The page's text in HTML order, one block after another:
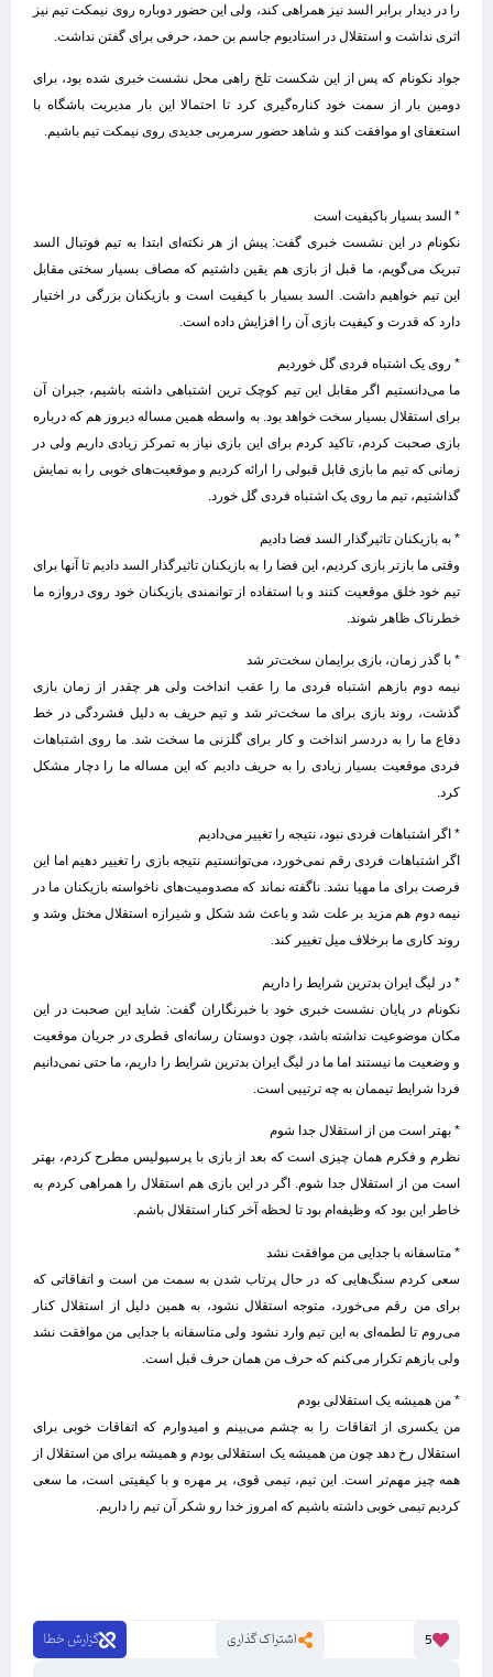
را در دیدار برابر السد نیز همراهی کند، ولی این حضور دوباره روی نیمکت تیم نیز
اثری نداشت و استقلال در استادیوم جاسم بن حمد، حرفی برای گفتن نداشت.
جواد نکونام که پس از این شکست تلخ راهی محل نشست خبری شده بود، برای
دومین بار از سمت خود کناره‌گیری کرد تا احتمالا این بار مدیریت باشگاه با
استعفای او موافقت کند و شاهد حضور سرمربی جدیدی روی نیمکت تیم باشیم.
* السد بسیار باکیفیت است
نکونام در این نشست خبری گفت: پیش از هر نکته‌ای ابتدا به تیم فوتبال السد
تبریک می‌گویم، ما قبل از بازی هم یقین داشتیم که مصاف بسیار سختی مقابل
این تیم خواهیم داشت. السد بسیار با کیفیت است و بازیکنان بزرگی در اختیار
دارد که قدرت و کیفیت بازی آن را افزایش داده است.
* روی یک اشتباه فردی گل خوردیم
ما می‌دانستیم اگر مقابل این تیم کوچک ترین اشتباهی داشته باشیم، جبران آن
برای استقلال بسیار سخت خواهد بود. به واسطه همین مساله دیروز هم که درباره
بازی صحبت کردم، تاکید کردم برای این بازی نیاز به تمرکز زیادی داریم ولی در
زمانی که تیم ما بازی قابل قبولی را ارائه کردیم و موقعیت‌های خوبی را به نمایش
گذاشتیم، تیم ما روی یک اشتباه فردی گل خورد.
* به بازیکنان تاثیرگذار السد فضا دادیم
وقتی ما بازتر بازی کردیم، این فضا را به بازیکنان تاثیرگذار السد دادیم تا آنها برای
تیم خود خلق موقعیت کنند و با استفاده از توانمندی بازیکنان خود روی دروازه ما
خطرناک ظاهر شوند.
* با گذر زمان، بازی برایمان سخت‌تر شد
نیمه دوم بازهم اشتباه فردی ما را عقب انداخت ولی هر چقدر از زمان بازی
گذشت، روند بازی برای ما سخت‌تر شد و تیم حریف به دلیل فشردگی در خط
دفاع ما را به دردسر انداخت و کار برای گلزنی ما سخت شد. ما روی اشتباهات
فردی موقعیت بسیار زیادی را به حریف دادیم که این مساله ما را دچار مشکل
کرد.
* اگر اشتباهات فردی نبود، نتیجه را تغییر می‌دادیم
اگر اشتباهات فردی رقم نمی‌خورد، می‌توانستیم نتیجه بازی را تغییر دهیم اما این
فرصت برای ما مهیا نشد. ناگفته نماند که مصدومیت‌های ناخواسته بازیکنان ما در
نیمه دوم هم مزید بر علت شد و باعث شد شکل و شیرازه استقلال مختل وشد و
روند کاری ما برخلاف میل تغییر کند.
* در لیگ ایران بدترین شرایط را داریم
نکونام در پایان نشست خبری خود با خبرنگاران گفت: شاید این صحبت در این
مکان موضوعیت نداشته باشد، چون دوستان رسانه‌ای قطری در جریان موقعیت
و وضعیت ما نیستند اما ما در لیگ ایران بدترین شرایط را داریم، ما حتی نمی‌دانیم
فردا شرایط تیممان به چه ترتیبی است.
* بهتر است من از استقلال جدا شوم
نظرم و فکرم همان چیزی است که بعد از بازی با پرسپولیس مطرح کردم، بهتر
است من از استقلال جدا شوم. اگر در این بازی هم استقلال را همراهی کردم به
خاطر این بود که وظیفه‌ام بود تا لحظه آخر کنار استقلال باشم.
* متاسفانه با جدایی من موافقت نشد
سعی کردم سنگ‌هایی که در حال پرتاب شدن به سمت من است و اتفاقاتی که
برای من رقم می‌خورد، متوجه استقلال نشود، به همین دلیل از استقلال کنار
می‌روم تا لطمه‌ای به این تیم وارد نشود ولی متاسفانه با جدایی من موافقت نشد
ولی بازهم تکرار می‌کنم که حرف من همان حرف قبل است.
* من همیشه یک استقلالی بودم
من یکسری از اتفاقات را به چشم می‌بینم و امیدوارم که اتفاقات خوبی برای
استقلال رخ دهد چون من همیشه یک استقلالی بودم و همیشه برای من استقلال از
همه چیز مهم‌تر است. این تیم، تیمی قوی، پر مهره و با کیفیتی است، ما سعی
کردیم تیمی خوبی داشته باشیم که امروز خدا رو شکر آن تیم را داریم.
5 اشتراک گذاری گزارش خطا